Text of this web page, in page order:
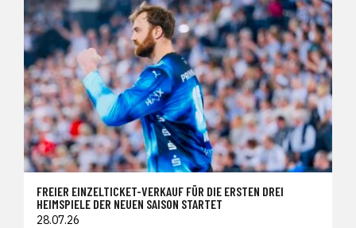
FREIER EINZELTICKET-VERKAUF FÜR DIE ERSTEN DREI
HEIMSPIELE DER NEUEN SAISON STARTET
28.07.26